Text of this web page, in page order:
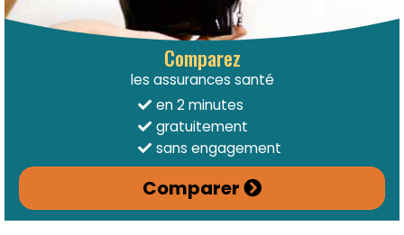
Comparez
les assurances santé
en 2 minutes
gratuitement
sans engagement
Comparer